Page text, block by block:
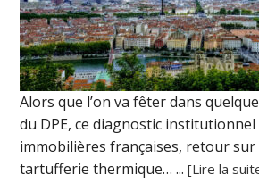
Alors que l’on va fêter dans
du DPE, ce diagnostic
immobilières françaises, retour sur
tartufferie thermique… ...[Lire la